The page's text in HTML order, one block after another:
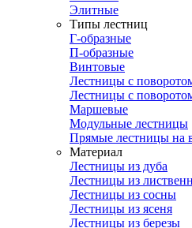
Элитные
Типы лестниц
Г-образные
П-образные
Винтовые
Лестницы с
Лестницы с
Маршевые
Модульные лестницы
Прямые лестницы на
Материал
Лестницы из дуба
Лестницы из
Лестницы из сосны
Лестницы из ясеня
Лестницы из березы